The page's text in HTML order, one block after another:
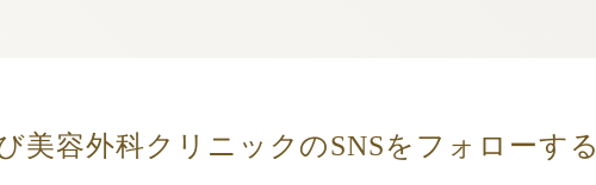
美容外科クリニックのSNSをフォローする